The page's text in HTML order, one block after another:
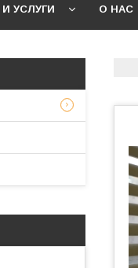
УСЛУГИ О НАС